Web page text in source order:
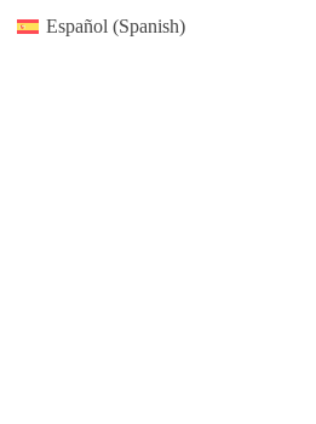
Español (Spanish)